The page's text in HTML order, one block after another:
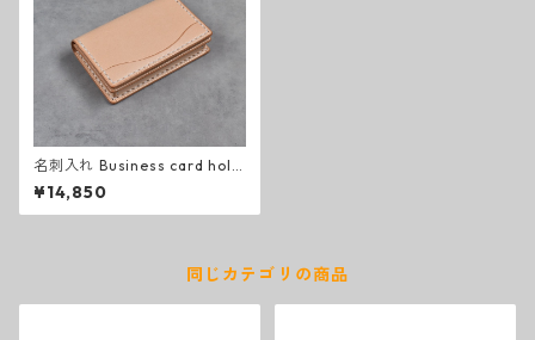
名刺入れ Business card hold
er (natural)
¥14,850
同じカテゴリの商品